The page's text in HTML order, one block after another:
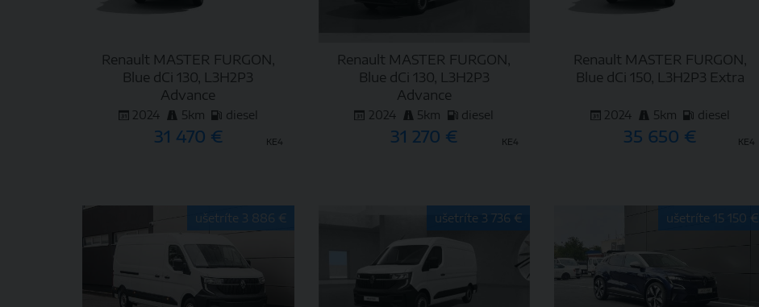
Renault MASTER FURGON,
Blue dCi 130, L3H2P3
Advance
2024 5km diesel
31 470 € KE4
DETAIL
Renault MASTER FURGON,
Blue dCi 130, L3H2P3
Advance
2024 5km diesel
31 270 € KE4
DETAIL
Renault MASTER FURGON,
Blue dCi 150, L3H2P3 Extra
2024 5km diesel
35 650 € KE4
DETAIL
ušetríte 3 886 € ušetríte 3 736 € ušetríte 15 150 €